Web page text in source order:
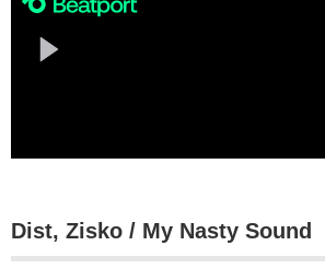
Dist, Zisko / My Nasty Sound